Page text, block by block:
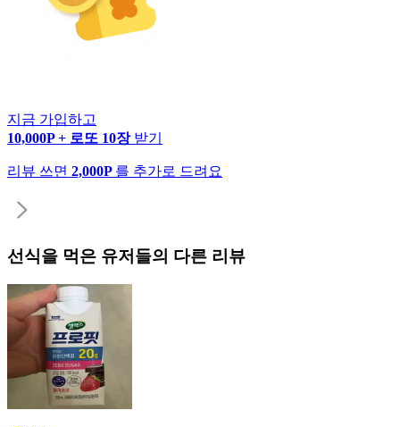
지금 가입하고
10,000P + 로또 10장 받기
리뷰 쓰면 2,000P 를 추가로 드려요
선식을 먹은 유저들의 다른 리뷰